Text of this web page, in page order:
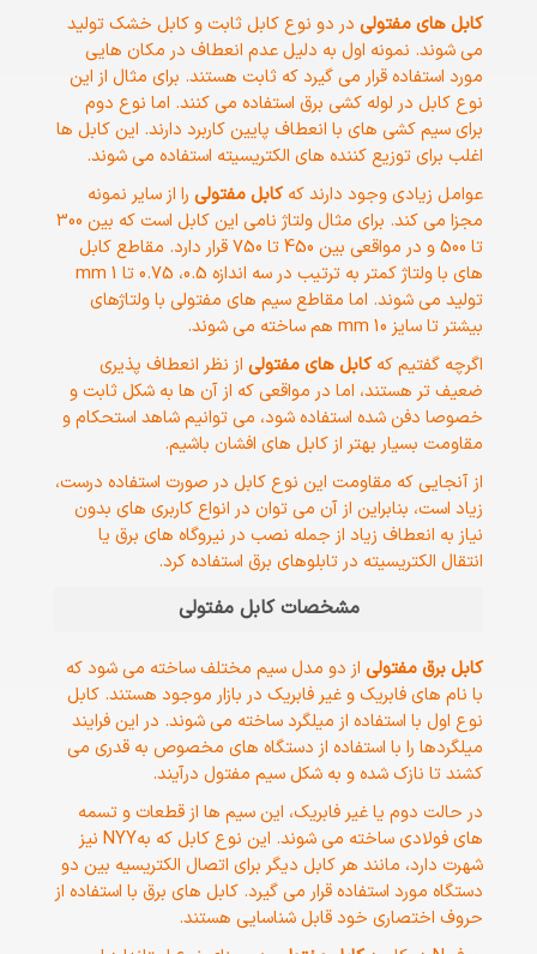
کابل های مفتولی در دو نوع کابل ثابت و کابل خشک تولید
می شوند. نمونه اول به دلیل عدم انعطاف در مکان هایی
مورد استفاده قرار می گیرد که ثابت هستند. برای مثال از این
نوع کابل در لوله کشی برق استفاده می کنند. اما نوع دوم
برای سیم کشی های با انعطاف پایین کاربرد دارند. این کابل ها
اغلب برای توزیع کننده های الکتریسیته استفاده می شوند.
عوامل زیادی وجود دارند که کابل مفتولی را از سایر نمونه
مجزا می کند. برای مثال ولتاژ نامی این کابل است که بین 300
تا 500 و در مواقعی بین 450 تا 750 قرار دارد. مقاطع کابل
های با ولتاژ کمتر به ترتیب در سه اندازه 0.5، 0.75 تا 1 mm
تولید می شوند. اما مقاطع سیم های مفتولی با ولتاژهای
بیشتر تا سایز 10 mm هم ساخته می شوند.
اگرچه گفتیم که کابل های مفتولی از نظر انعطاف پذیری
ضعیف تر هستند، اما در مواقعی که از آن ها به شکل ثابت و
خصوصا دفن شده استفاده شود، می توانیم شاهد استحکام و
مقاومت بسیار بهتر از کابل های افشان باشیم.
از آنجایی که مقاومت این نوع کابل در صورت استفاده درست،
زیاد است، بنابراین از آن می توان در انواع کاربری های بدون
نیاز به انعطاف زیاد از جمله نصب در نیروگاه های برق یا
انتقال الکتریسیته در تابلوهای برق استفاده کرد.
مشخصات کابل مفتولی
کابل برق مفتولی از دو مدل سیم مختلف ساخته می شود که
با نام های فابریک و غیر فابریک در بازار موجود هستند. کابل
نوع اول با استفاده از میلگرد ساخته می شوند. در این فرایند
میلگردها را با استفاده از دستگاه های مخصوص به قدری می
کشند تا نازک شده و به شکل سیم مفتول درآیند.
در حالت دوم یا غیر فابریک، این سیم ها از قطعات و تسمه
های فولادی ساخته می شوند. این نوع کابل که بهNYY نیز
شهرت دارد، مانند هر کابل دیگر برای اتصال الکتریسیه بین دو
دستگاه مورد استفاده قرار می گیرد. کابل های برق با استفاده از
حروف اختصاری خود قابل شناسایی هستند.